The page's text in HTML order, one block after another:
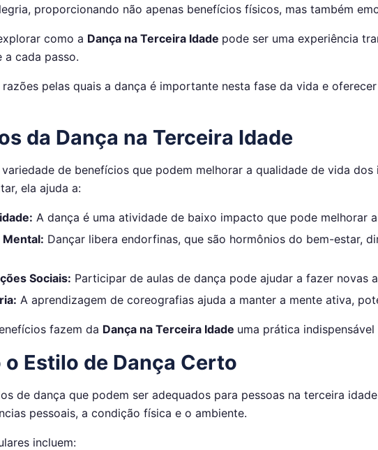
proporcionando não apenas benefícios físicos, mas também
como a Dança na Terceira Idade pode ser uma experiência
cada passo.
razões pelas quais a dança é importante nesta fase da vida e
da Dança na Terceira Idade
de benefícios que podem melhorar a qualidade de vida
ela ajuda a:
A dança é uma atividade de baixo impacto que pode melhorar
Mental: Dançar libera endorfinas, que são hormônios do bem-estar,
Sociais: Participar de aulas de dança pode ajudar a fazer novas
A aprendizagem de coreografias ajuda a manter a mente ativa,
fazem da Dança na Terceira Idade uma prática
Estilo de Dança Certo
de dança que podem ser adequados para pessoas na terceira
pessoais, a condição física e o ambiente.
incluem: